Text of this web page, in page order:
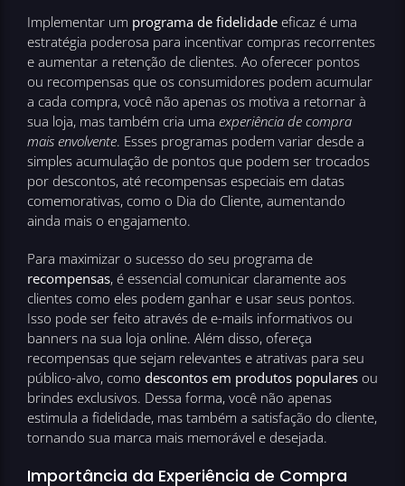
Implementar um programa de fidelidade eficaz é uma
estratégia poderosa para incentivar compras recorrentes
e aumentar a retenção de clientes. Ao oferecer pontos
ou recompensas que os consumidores podem acumular
a cada compra, você não apenas os motiva a retornar à
sua loja, mas também cria uma experiência de compra
mais envolvente. Esses programas podem variar desde a
simples acumulação de pontos que podem ser trocados
por descontos, até recompensas especiais em datas
comemorativas, como o Dia do Cliente, aumentando
ainda mais o engajamento.
Para maximizar o sucesso do seu programa de
recompensas, é essencial comunicar claramente aos
clientes como eles podem ganhar e usar seus pontos.
Isso pode ser feito através de e-mails informativos ou
banners na sua loja online. Além disso, ofereça
recompensas que sejam relevantes e atrativas para seu
público-alvo, como descontos em produtos populares ou
brindes exclusivos. Dessa forma, você não apenas
estimula a fidelidade, mas também a satisfação do cliente,
tornando sua marca mais memorável e desejada.
Importância da Experiência de Compra